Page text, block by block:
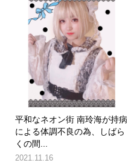
平和なネオン街 南玲海が持病
による体調不良の為、しばら
くの間...
2021.11.16